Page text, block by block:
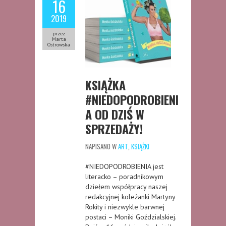
16
2019
przez
Marta
Ostrowska
KSIĄŻKA
#NIEDOPODROBIENI
A OD DZIŚ W
SPRZEDAŻY!
NAPISANO WART KSIĄŻKI
#NIEDOPODROBIENIA jest
literacko – poradnikowym
dziełem współpracy naszej
redakcyjnej koleżanki Martyny
Rokity i niezwykle barwnej
postaci – Moniki Goździalskiej.